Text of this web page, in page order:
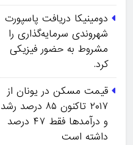
دومینیکا دریافت پاسپورت
شهروندی سرمایه‌گذاری را
مشروط به حضور فیزیکی
کرد.
قیمت مسکن در یونان از
۲۰۱۷ تاکنون ۸۵ درصد رشد
و درآمدها فقط ۴۷ درصد
داشته است